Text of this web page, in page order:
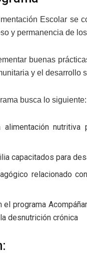
Escolar se
y permanencia de
buenas
y el desarrollo
busca lo siguiente:
alimentación
capacitados para
relacionado
el programa
desnutrición crónica